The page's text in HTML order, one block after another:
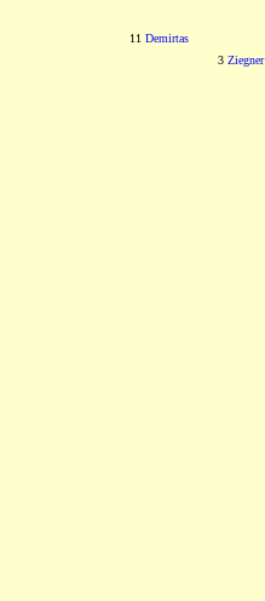
11 Demirtas
3 Ziegner